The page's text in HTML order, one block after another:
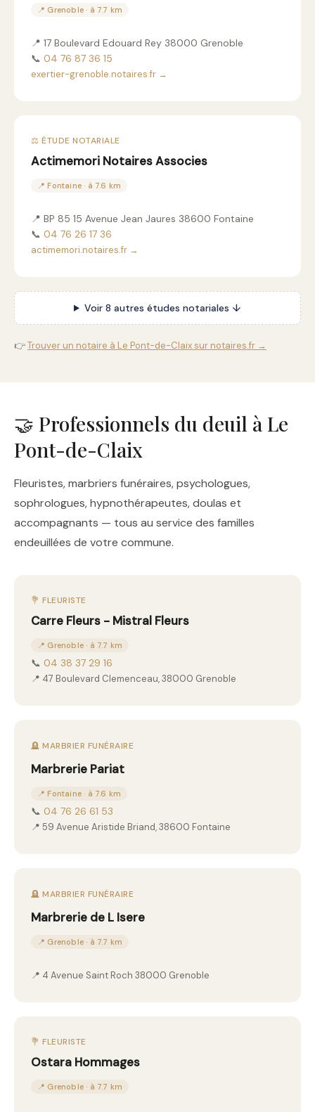
📍 Grenoble · à 7.7 km
📍 17 Boulevard Edouard Rey 38000 Grenoble
📞 04 76 87 36 15
exertier-grenoble.notaires.fr →
⚖️ ÉTUDE NOTARIALE
Actimemori Notaires Associes
📍 Fontaine · à 7.6 km
📍 BP 85 15 Avenue Jean Jaures 38600 Fontaine
📞 04 76 26 17 36
actimemori.notaires.fr →
Voir 8 autres études notariales ↓
👉Trouver un notaire à Le Pont-de-Claix sur notaires.fr →
🤝 Professionnels du deuil à Le
Pont-de-Claix
Fleuristes, marbriers funéraires, psychologues,
sophrologues, hypnothérapeutes, doulas et
accompagnants — tous au service des familles
endeuillées de votre commune.
💐 FLEURISTE
Carre Fleurs - Mistral Fleurs
📍 Grenoble · à 7.7 km
📞 04 38 37 29 16
📍 47 Boulevard Clemenceau, 38000 Grenoble
🪦 MARBRIER FUNÉRAIRE
Marbrerie Pariat
📍 Fontaine · à 7.6 km
📞 04 76 26 61 53
📍 59 Avenue Aristide Briand, 38600 Fontaine
🪦 MARBRIER FUNÉRAIRE
Marbrerie de L Isere
📍 Grenoble · à 7.7 km
📍 4 Avenue Saint Roch 38000 Grenoble
💐 FLEURISTE
Ostara Hommages
📍 Grenoble · à 7.7 km